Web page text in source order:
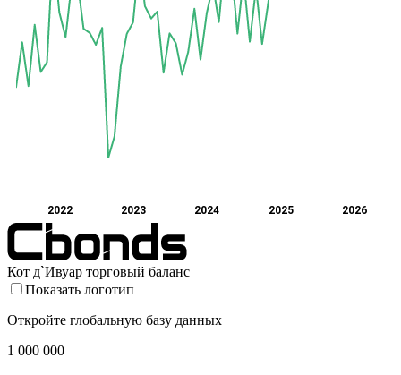
2022 2023 2024 2025 2026
Кот д`Ивуар торговый баланс
Показать логотип
Откройте глобальную базу данных
1 000 000